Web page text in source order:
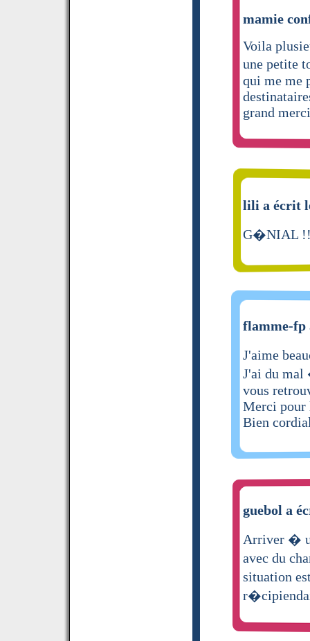
mamie
Voila
une petite
qui me me
grand
lili a écrit
G�NIAL
flamme-
J'aime
J'ai du mal
vous
Merci pour
Bien
guebol a
Arriver �
avec du
situation